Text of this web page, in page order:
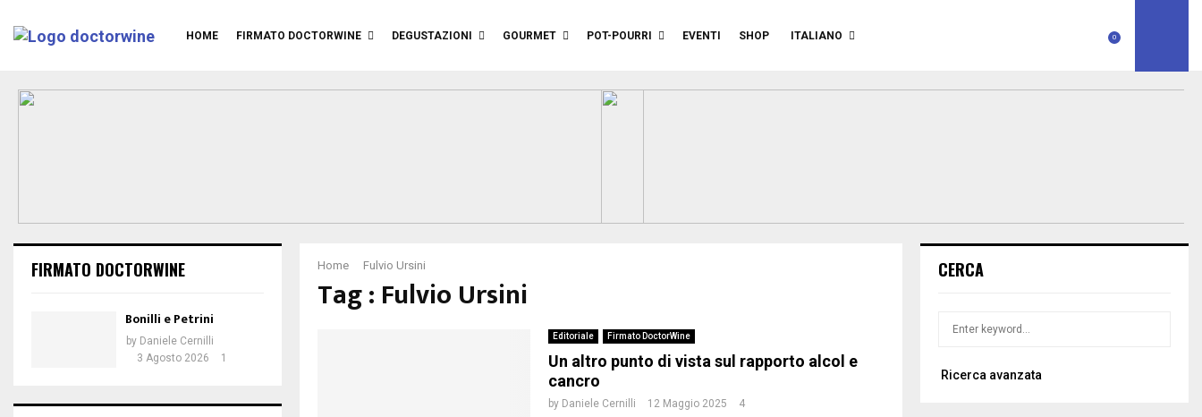
HOME FIRMATO DOCTORWINE DEGUSTAZIONI GOURMET POT-POURRI EVENTI SHOP ITALIANO 0
Home Fulvio Ursini
Tag : Fulvio Ursini
Editoriale Firmato DoctorWine
Un altro punto di vista sul rapporto alcol e
cancro
by Daniele Cernilli 12 Maggio 2025 4
FIRMATO DOCTORWINE
Bonilli e Petrini
by Daniele Cernilli
3 Agosto 2026
1
CERCA
rRicerca avanzata